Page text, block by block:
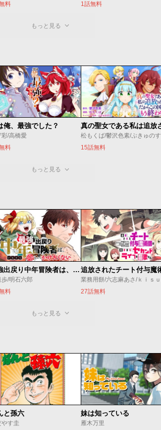
料
1話無料
もっと見る
俺、最強でした？
彩/高橋愛
料
松もくば/鬱沢色素/ぷきゅの
15話無料
もっと見る
最強出戻り中年冒険者は、今さら命なんてかけたくない
歩/明石六郎
料
業務用餅/六志麻あさ/ｋｉｓ
27話無料
もっと見る
と孫六
やす圭
妹は知っている
雁木万里